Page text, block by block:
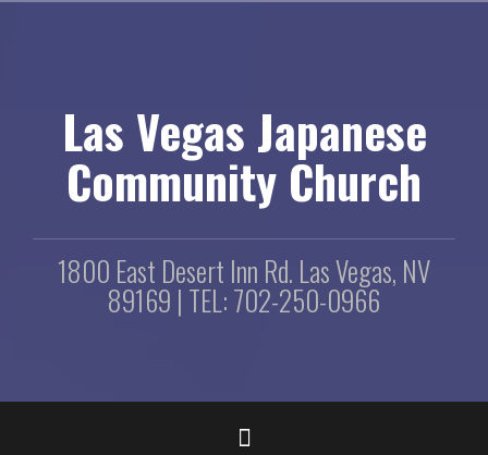
Las Vegas Japanese
Community Church
1800 East Desert Inn Rd. Las Vegas, NV
89169 | TEL: 702-250-0966